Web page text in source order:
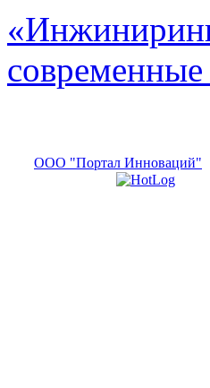
ООО "Портал Инноваций"